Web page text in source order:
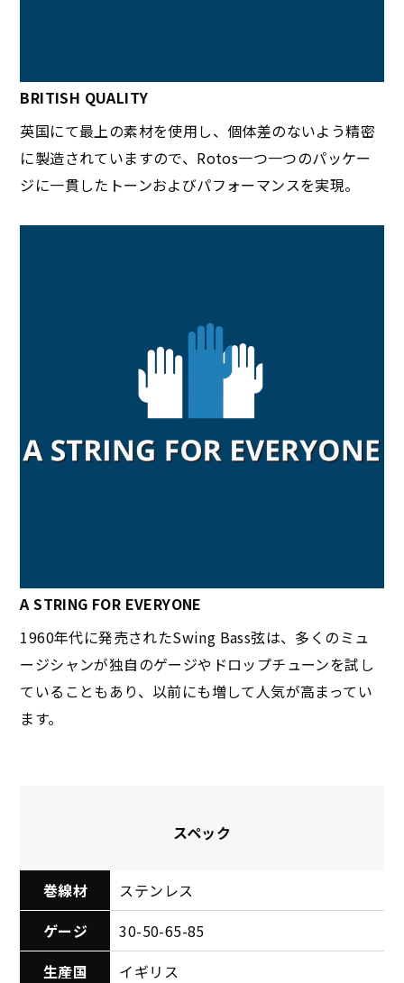
BRITISH QUALITY
英国にて最上の素材を使用し、個体差のないよう精密
に製造されていますので、Rotos一つ一つのパッケー
ジに一貫したトーンおよびパフォーマンスを実現。
A STRING FOR EVERYONE
1960年代に発売されたSwing Bass弦は、多くのミュ
ージシャンが独自のゲージやドロップチューンを試し
ていることもあり、以前にも増して人気が高まってい
ます。
スペック
巻線材
ステンレス
ゲージ
30-50-65-85
生産国
イギリス